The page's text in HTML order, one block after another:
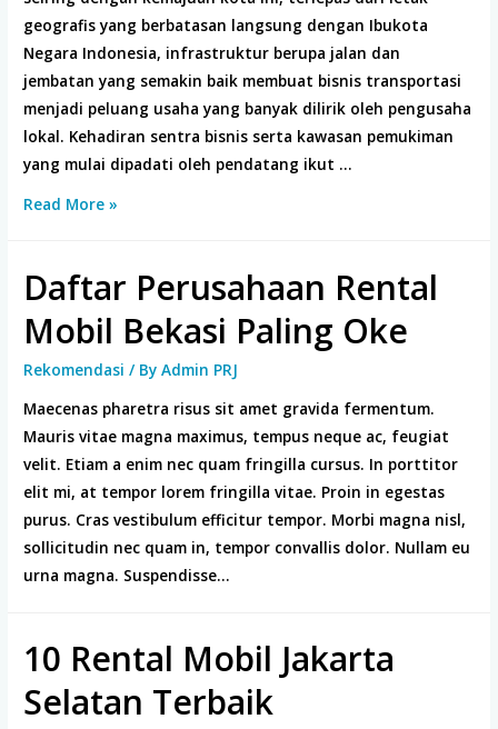
geografis yang berbatasan langsung dengan Ibukota
Negara Indonesia, infrastruktur berupa jalan dan
jembatan yang semakin baik membuat bisnis transportasi
menjadi peluang usaha yang banyak dilirik oleh pengusaha
lokal. Kehadiran sentra bisnis serta kawasan pemukiman
yang mulai dipadati oleh pendatang ikut …
Tempat
Tangerang
Selatan
Terbaik
tahun
Read More »
Daftar Perusahaan Rental
Mobil Bekasi Paling Oke
Rekomendasi / ByAdmin PRJ
Maecenas pharetra risus sit amet gravida fermentum.
Mauris vitae magna maximus, tempus neque ac, feugiat
velit. Etiam a enim nec quam fringilla cursus. In porttitor
elit mi, at tempor lorem fringilla vitae. Proin in egestas
purus. Cras vestibulum efficitur tempor. Morbi magna nisl,
sollicitudin nec quam in, tempor convallis dolor. Nullam eu
urna magna. Suspendisse…
10 Rental Mobil Jakarta
Selatan Terbaik